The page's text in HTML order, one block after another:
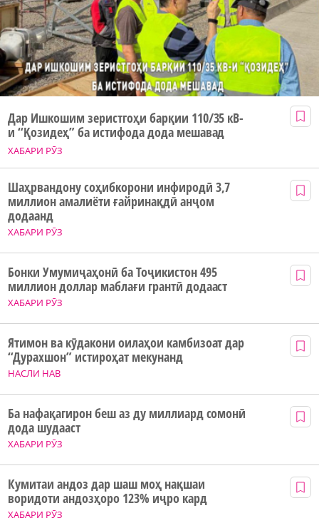
ХАБАРИ РӮЗ
Дар Ишкошим зеристгоҳи барқии 110/35 кВ-
и “Қозидеҳ” ба истифода дода мешавад
ХАБАРИ РӮЗ
Шаҳрвандону соҳибкорони инфиродӣ 3,7
миллион амалиёти ғайринақдӣ анҷом
додаанд
ХАБАРИ РӮЗ
Бонки Умумиҷаҳонӣ ба Тоҷикистон 495
миллион доллар маблағи грантӣ додааст
НАСЛИ НАВ
Ятимон ва кӯдакони оилаҳои камбизоат дар
“Дурахшон” истироҳат мекунанд
ХАБАРИ РӮЗ
Ба нафақагирон беш аз ду миллиард сомонӣ
дода шудааст
ХАБАРИ РӮЗ
Кумитаи андоз дар шаш моҳ нақшаи
воридоти андозҳоро 123% иҷро кард